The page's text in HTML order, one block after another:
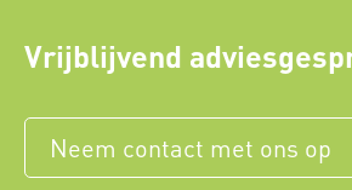
Vrijblijvend
Neem contact met ons op